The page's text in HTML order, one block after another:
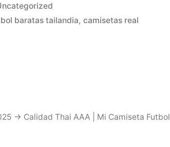
baratas tailandia,camisetas real
→ Calidad Thai AAA | Mi Camiseta Futbol